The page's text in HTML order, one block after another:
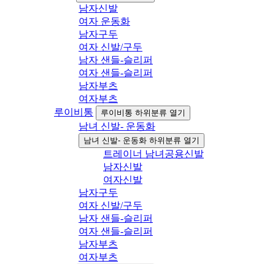
남자신발
여자 운동화
남자구두
여자 신발/구두
남자 샌들-슬리퍼
여자 샌들-슬리퍼
남자부츠
여자부츠
루이비통
루이비통 하위분류 열기
남녀 신발- 운동화
남녀 신발- 운동화 하위분류 열기
트레이너 남녀공용신발
남자신발
여자신발
남자구두
여자 신발/구두
남자 샌들-슬리퍼
여자 샌들-슬리퍼
남자부츠
여자부츠